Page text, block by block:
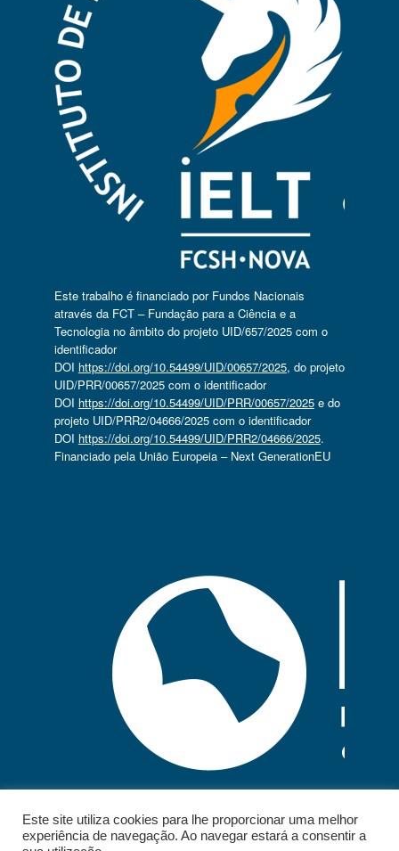
Este trabalho é financiado por Fundos Nacionais
através da FCT – Fundação para a Ciência e a
Tecnologia no âmbito do projeto UID/657/2025 com o
identificador
DOI https://doi.org/10.54499/UID/00657/2025, do projeto
UID/PRR/00657/2025 com o identificador
DOI https://doi.org/10.54499/UID/PRR/00657/2025e do
projeto UID/PRR2/04666/2025 com o identificador
DOI https://doi.org/10.54499/UID/PRR2/04666/2025.
Financiado pela União Europeia – Next GenerationEU
Este site utiliza cookies para lhe proporcionar uma melhor
experiência de navegação. Ao navegar estará a consentir a